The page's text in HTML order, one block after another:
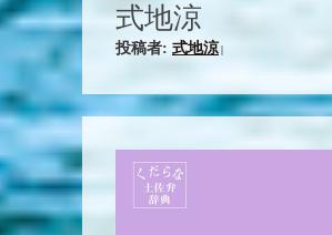
式地涼
投稿者: 式地涼